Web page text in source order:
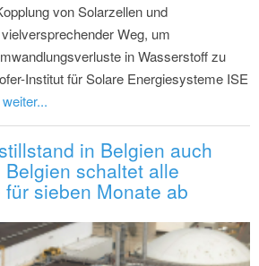
von Solarzellen und
Weg, um
in Wasserstoff zu
Institut für Solare Energiesysteme ISE
weiter...
in Belgien auch
schaltet alle
sieben Monate ab